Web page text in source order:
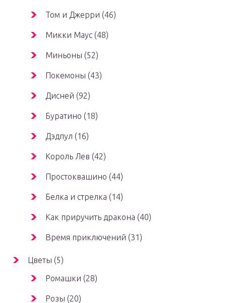
Том и Джерри (46)
Микки Маус (48)
Миньоны (52)
Покемоны (43)
Дисней (92)
Буратино (18)
Дэдпул (16)
Король Лев (42)
Простоквашино (44)
Белка и стрелка (14)
Как приручить дракона (40)
Время приключений (31)
Цветы (5)
Ромашки (28)
Розы (20)